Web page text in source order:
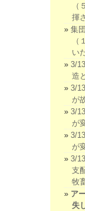
揮
集
い
3/
造
3/
が
3/
が
3/
が
3/
支
牧
ア
失